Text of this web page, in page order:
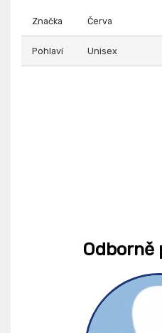
Značka Červa
Pohlaví Unisex
Odborně